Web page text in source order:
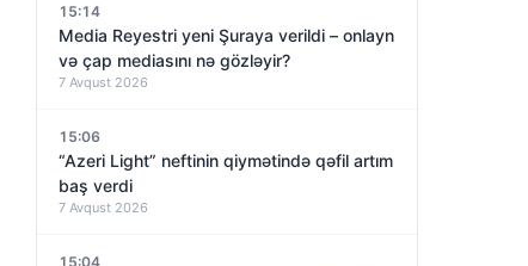
15:14
Media Reyestri yeni Şuraya verildi – onlayn
və çap mediasını nə gözləyir?
7 Avqust 2026
15:06
“Azeri Light” neftinin qiymətində qəfil artım
baş verdi
7 Avqust 2026
15:04